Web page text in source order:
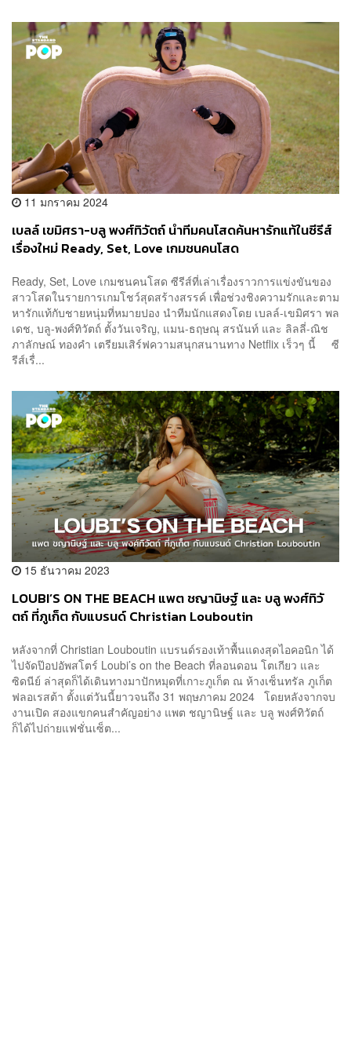
11 มกราคม 2024
เบลล์ เขมิศรา-บลู พงศ์ทิวัตถ์ นำทีมคนโสดค้นหารักแท้ในซีรีส์
เรื่องใหม่ Ready, Set, Love เกมชนคนโสด
Ready, Set, Love เกมชนคนโสด ซีรีส์ที่เล่าเรื่องราวการแข่งขันของ
สาวโสดในรายการเกมโชว์สุดสร้างสรรค์ เพื่อช่วงชิงความรักและตาม
หารักแท้กับชายหนุ่มที่หมายปอง นำทีมนักแสดงโดย เบลล์-เขมิศรา พล
เดช, บลู-พงศ์ทิวัตถ์ ตั้งวันเจริญ, แมน-ธฤษณุ สรนันท์ และ ลิลลี่-ณิช
ภาลักษณ์ ทองคำ เตรียมเสิร์ฟความสนุกสนานทาง Netflix เร็วๆ นี้ ซี
รีส์เรื่...
15 ธันวาคม 2023
LOUBI’S ON THE BEACH แพต ชญานิษฐ์ และ บลู พงศ์ทิวั
ตถ์ ที่ภูเก็ต กับแบรนด์ Christian Louboutin
หลังจากที่ Christian Louboutin แบรนด์รองเท้าพื้นแดงสุดไอคอนิก ได้
ไปจัดป๊อปอัพสโตร์ Loubi’s on the Beach ที่ลอนดอน โตเกียว และ
ซิดนีย์ ล่าสุดก็ได้เดินทางมาปักหมุดที่เกาะภูเก็ต ณ ห้างเซ็นทรัล ภูเก็ต
ฟลอเรสต้า ตั้งแต่วันนี้ยาวจนถึง 31 พฤษภาคม 2024 โดยหลังจากจบ
งานเปิด สองแขกคนสำคัญอย่าง แพต ชญานิษฐ์ และ บลู พงศ์ทิวัตถ์
ก็ได้ไปถ่ายแฟชั่นเซ็ต...